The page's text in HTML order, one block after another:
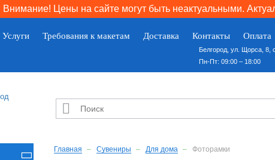
Внимание! Цены на сайте могут быть неактуальными.
Услуги Требования к макетам Доставка Контакты Оплата
Белгород, ул. Щорса, 8,
Пн-Пт: 09:00 – 18:00


Главная Сувениры Для дома Фоторамки